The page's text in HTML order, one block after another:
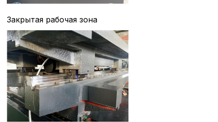
Закрытая рабочая зона